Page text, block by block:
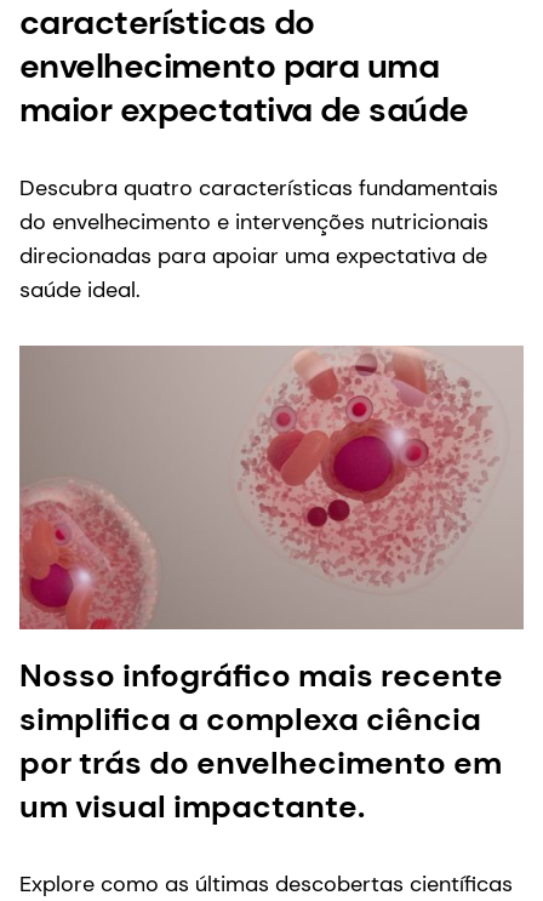
características do
envelhecimento para uma
maior expectativa de saúde
Descubra quatro características fundamentais
do envelhecimento e intervenções nutricionais
direcionadas para apoiar uma expectativa de
saúde ideal.
Nosso infográfico mais recente
simplifica a complexa ciência
por trás do envelhecimento em
um visual impactante.
Explore como as últimas descobertas científicas